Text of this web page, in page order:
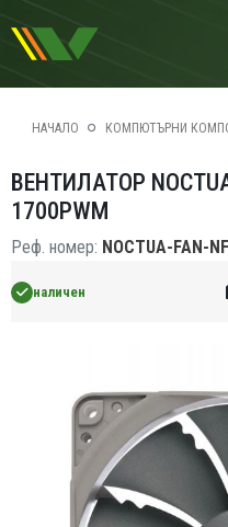
НАЧАЛО КОМПЮТЪРНИ
ВЕНТИЛАТОР
1700PWM
Реф. номер: NOCTUA-FAN-
наличен